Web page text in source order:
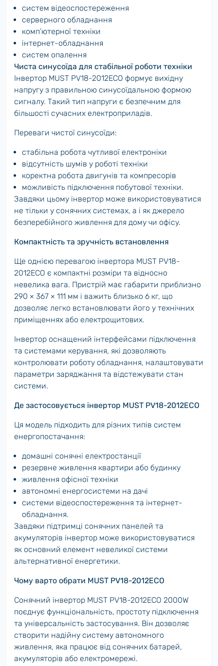
систем відеоспостереження
серверного обладнання
комп’ютерної техніки
інтернет-обладнання
систем опалення
Чиста синусоїда для стабільної роботи техніки
Інвертор MUST PV18-2012ECO формує вихідну
напругу з правильною синусоїдальною формою
сигналу. Такий тип напруги є безпечним для
більшості сучасних електроприладів.
Переваги чистої синусоїди:
стабільна робота чутливої електроніки
відсутність шумів у роботі техніки
коректна робота двигунів та компресорів
можливість підключення побутової техніки.
Завдяки цьому інвертор може використовуватися
не тільки у сонячних системах, а і як джерело
безперебійного живлення для дому чи офісу.
Компактність та зручність встановлення
Ще однією перевагою інвертора MUST PV18-
2012ECO є компактні розміри та відносно
невелика вага. Пристрій має габарити приблизно
290 × 367 × 111 мм і важить близько 6 кг, що
дозволяє легко встановлювати його у технічних
приміщеннях або електрощитових.
Інвертор оснащений інтерфейсами підключення
та системами керування, які дозволяють
контролювати роботу обладнання, налаштовувати
параметри заряджання та відстежувати стан
системи.
Де застосовується інвертор MUST PV18-2012ECO
Ця модель підходить для різних типів систем
енергопостачання:
домашні сонячні електростанції
резервне живлення квартири або будинку
живлення офісної техніки
автономні енергосистеми на дачі
системи відеоспостереження та інтернет-
обладнання.
Завдяки підтримці сонячних панелей та
акумуляторів інвертор може використовуватися
як основний елемент невеликої системи
альтернативної енергетики.
Чому варто обрати MUST PV18-2012ECO
Сонячний інвертор MUST PV18-2012ECO 2000W
поєднує функціональність, простоту підключення
та універсальність застосування. Він дозволяє
створити надійну систему автономного
живлення, яка працює від сонячних батарей,
акумуляторів або електромережі.